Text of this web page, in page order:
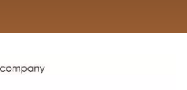
メーカー